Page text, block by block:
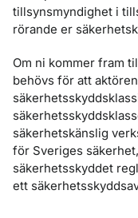
tillsynsmyndighet i
rörande er
Om ni kommer fram
behövs för att
säkerhetskänslig
för Sveriges
säkerhetsskyddet
ett